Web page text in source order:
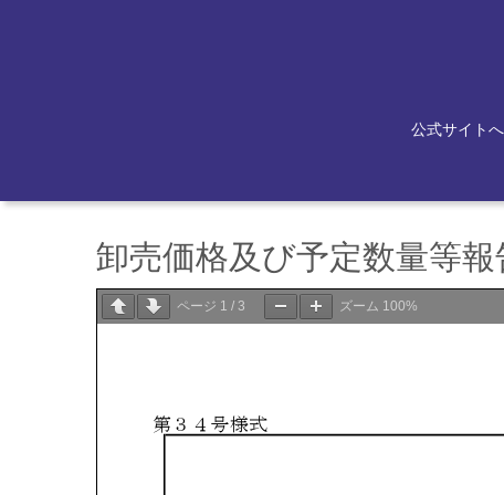
公式サイト
卸売価格及び予定数量等
ページ 1 / 3 ズーム 100%